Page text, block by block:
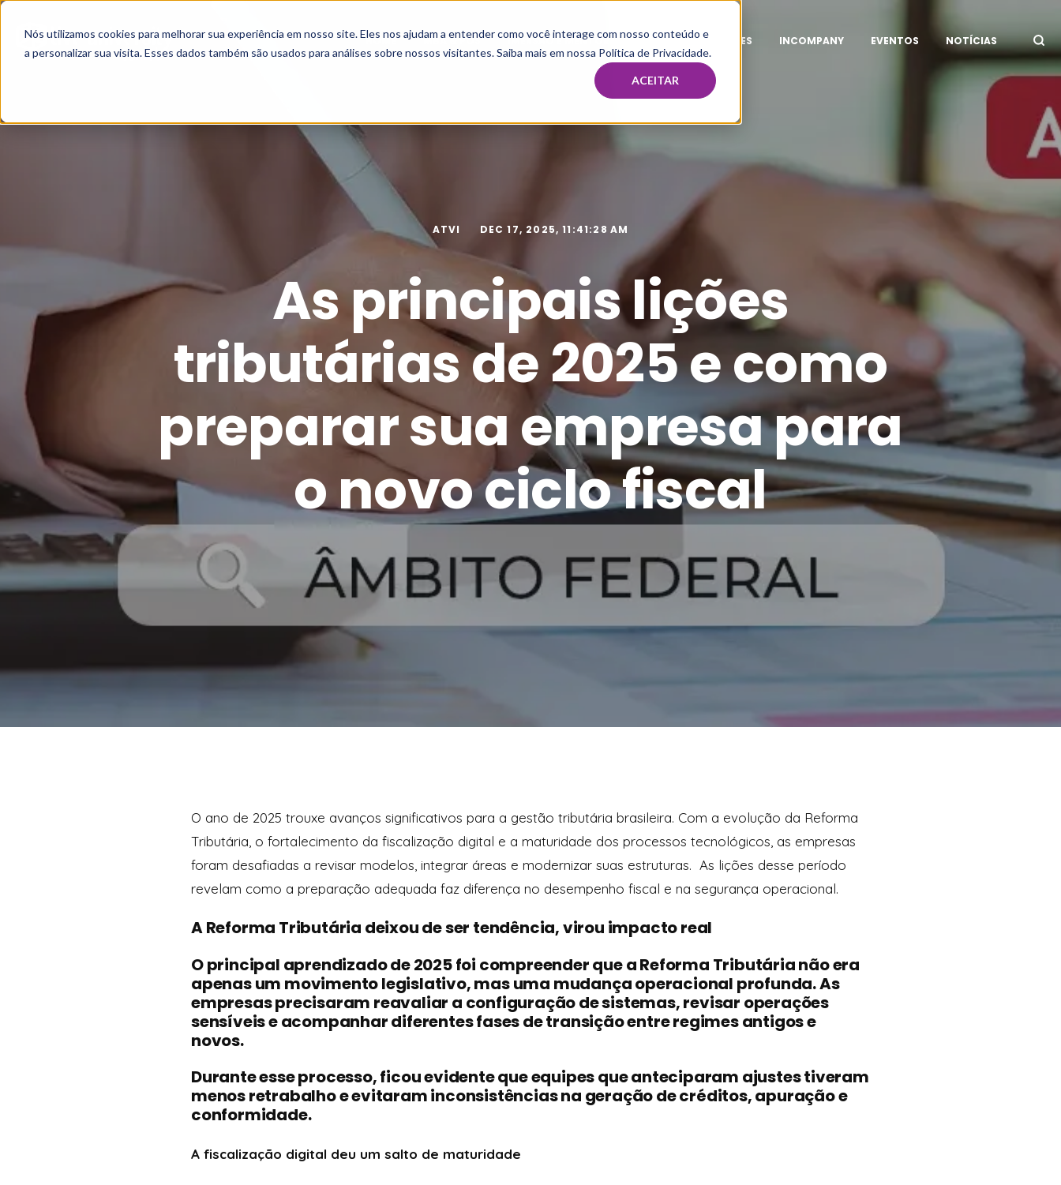
Nós utilizamos cookies para melhorar sua experiência em nosso site. Eles nos ajudam a entender como você interage com nosso conteúdo e
a personalizar sua visita. Esses dados também são usados para análises sobre nossos visitantes. Saiba mais em nossa Política de Privacidade.
ACEITAR
HOME MBA & PÓS IMERSÃO E MENTORIA TAX CAPACITAÇÕES INCOMPANY EVENTOS NOTÍCIAS
ATVI DEC 17, 2025, 11:41:28 AM
As principais lições
tributárias de 2025 e como
preparar sua empresa para
o novo ciclo fiscal
O ano de 2025 trouxe avanços significativos para a gestão tributária brasileira. Com a evolução da Reforma
Tributária, o fortalecimento da fiscalização digital e a maturidade dos processos tecnológicos, as empresas
foram desafiadas a revisar modelos, integrar áreas e modernizar suas estruturas. As lições desse período
revelam como a preparação adequada faz diferença no desempenho fiscal e na segurança operacional.
A Reforma Tributária deixou de ser tendência, virou impacto real
O principal aprendizado de 2025 foi compreender que a Reforma Tributária não era
apenas um movimento legislativo, mas uma mudança operacional profunda. As
empresas precisaram reavaliar a configuração de sistemas, revisar operações
sensíveis e acompanhar diferentes fases de transição entre regimes antigos e
novos.
Durante esse processo, ficou evidente que equipes que anteciparam ajustes tiveram
menos retrabalho e evitaram inconsistências na geração de créditos, apuração e
conformidade.
A fiscalização digital deu um salto de maturidade